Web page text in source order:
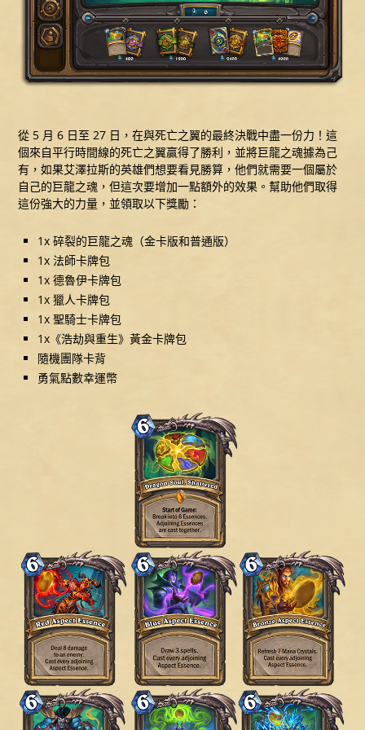
從 5 月 6 日至 27 日，在與死亡之翼的最終決戰中盡一份力！這
個來自平行時間線的死亡之翼贏得了勝利，並將巨龍之魂據為己
有，如果艾澤拉斯的英雄們想要看見勝算，他們就需要一個屬於
自己的巨龍之魂，但這次要增加一點額外的效果。幫助他們取得
這份強大的力量，並領取以下獎勵：
1x 碎裂的巨龍之魂（金卡版和普通版）
1x 法師卡牌包
1x 德魯伊卡牌包
1x 獵人卡牌包
1x 聖騎士卡牌包
1x《浩劫與重生》黃金卡牌包
隨機團隊卡背
勇氣點數幸運幣